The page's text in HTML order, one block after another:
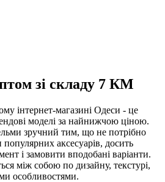
зі складу 7 КМ
інтернет-магазині Одеси - це
моделі за найнижчою ціною.
зручний тим, що не потрібно
аксесуарів, досить
і замовити вподобані варіанти.
між собою по дизайну, текстурі,
особливостями.